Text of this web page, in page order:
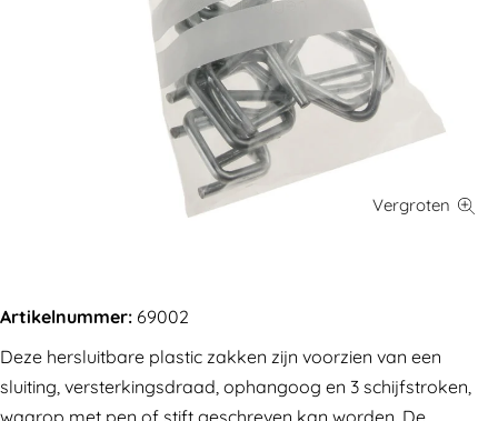
Artikelnummer: 69002
Deze hersluitbare plastic zakken zijn voorzien van een
sluiting, versterkingsdraad, ophangoog en 3 schijfstroken,